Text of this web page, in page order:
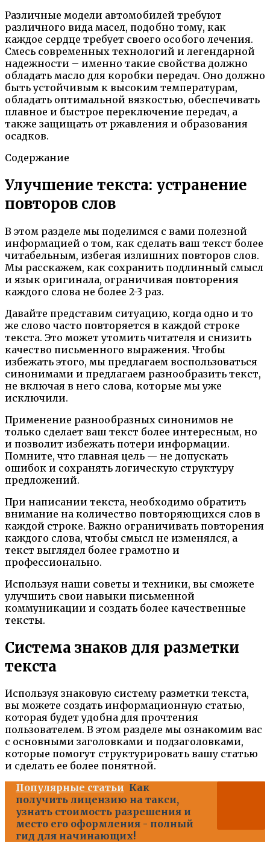
Различные модели автомобилей требуют
различного вида масел, подобно тому, как
каждое сердце требует своего особого лечения.
Смесь современных технологий и легендарной
надежности – именно такие свойства должно
обладать масло для коробки передач. Оно должно
быть устойчивым к высоким температурам,
обладать оптимальной вязкостью, обеспечивать
плавное и быстрое переключение передач, а
также защищать от ржавления и образования
осадков.
Содержание
Улучшение текста: устранение
повторов слов
В этом разделе мы поделимся с вами полезной
информацией о том, как сделать ваш текст более
читабельным, избегая излишних повторов слов.
Мы расскажем, как сохранить подлинный смысл
и язык оригинала, ограничивая повторения
каждого слова не более 2-3 раз.
Давайте представим ситуацию, когда одно и то
же слово часто повторяется в каждой строке
текста. Это может утомить читателя и снизить
качество письменного выражения. Чтобы
избежать этого, мы предлагаем воспользоваться
синонимами и предлагаем разнообразить текст,
не включая в него слова, которые мы уже
исключили.
Применение разнообразных синонимов не
только сделает ваш текст более интересным, но
и позволит избежать потери информации.
Помните, что главная цель — не допускать
ошибок и сохранять логическую структуру
предложений.
При написании текста, необходимо обратить
внимание на количество повторяющихся слов в
каждой строке. Важно ограничивать повторения
каждого слова, чтобы смысл не изменялся, а
текст выглядел более грамотно и
профессионально.
Используя наши советы и техники, вы сможете
улучшить свои навыки письменной
коммуникации и создать более качественные
тексты.
Система знаков для разметки
текста
Используя знаковую систему разметки текста,
вы можете создать информационную статью,
которая будет удобна для прочтения
пользователем. В этом разделе мы ознакомим вас
с основными заголовками и подзаголовками,
которые помогут структурировать вашу статью
и сделать ее более понятной.
Популярные статьи Как
получить лицензию на такси,
узнать стоимость разрешения и
место его оформления - полный
гид для начинающих!